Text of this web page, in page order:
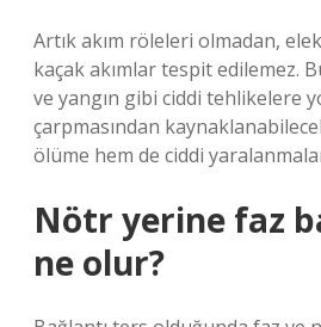
Artık akım röleleri olmadan,
kaçak akımlar tespit edilemez.
ve yangın gibi ciddi tehlikelere
çarpmasından
ölüme hem de ciddi
Nötr yerine faz
ne olur?